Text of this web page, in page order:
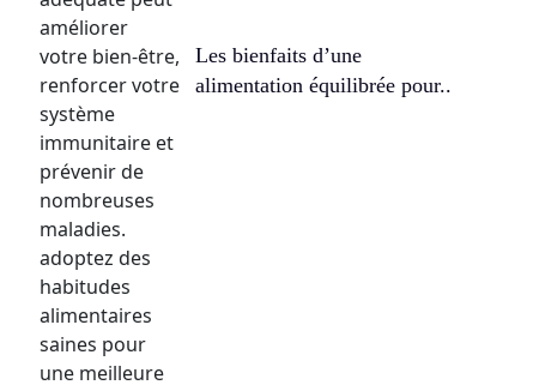
Les bienfaits d’une
alimentation équilibrée pour..